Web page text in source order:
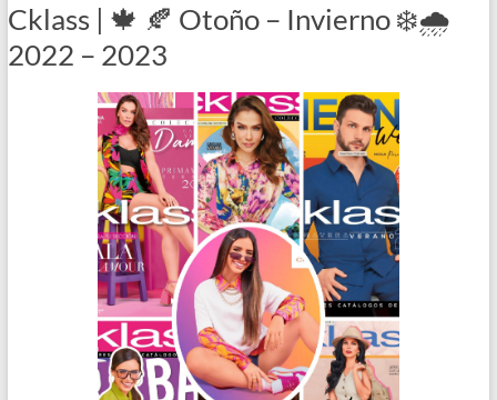
Estrellas
Cklass | 🍁 🍂 Otoño – Invierno ❄️🌧️
2022 – 2023